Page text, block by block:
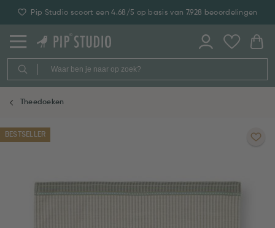
Pip Studio scoort een 4.68/5 op basis van 7.928 beoordelingen
Theedoeken
BESTSELLER